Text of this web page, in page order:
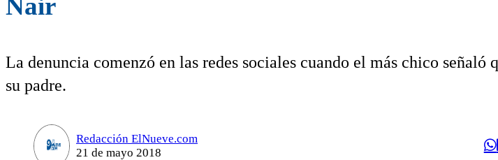
Nair
La denuncia comenzó en las redes sociales cuando el más chico señaló
su padre.
Redacción ElNueve.com
21 de mayo 2018